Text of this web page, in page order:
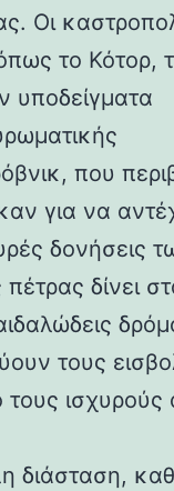
Οι
το Κότορ,
υποδείγματα
που
για να
δονήσεις
δίνει
τους
ισχυρούς
διάσταση,